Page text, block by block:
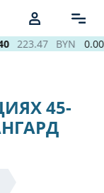
223.47 BYN
45-